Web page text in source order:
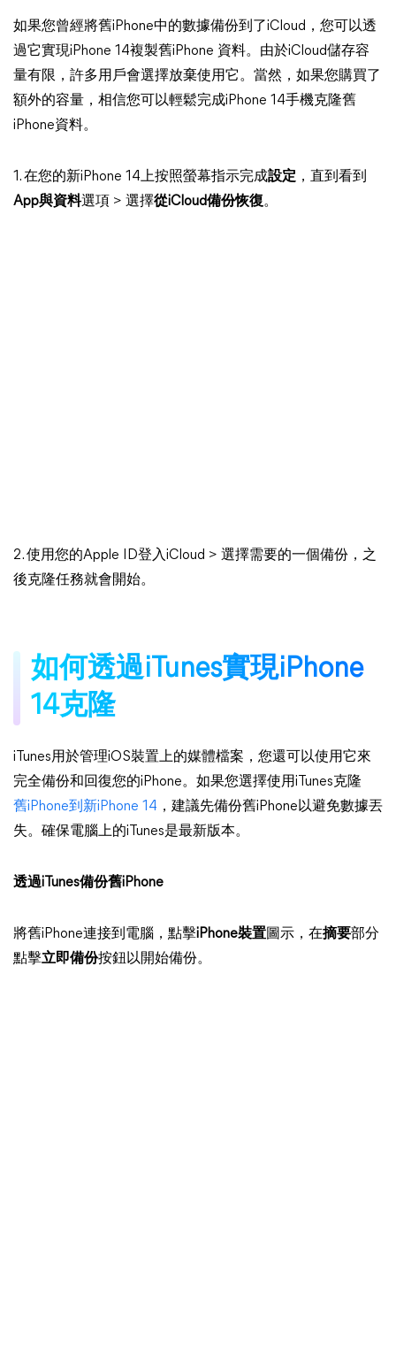
如果您曾經將舊iPhone中的數據備份到了iCloud，您可以透
過它實現iPhone 14複製舊iPhone 資料。由於iCloud儲存容
量有限，許多用戶會選擇放棄使用它。當然，如果您購買了
額外的容量，相信您可以輕鬆完成iPhone 14手機克隆舊
iPhone資料。
1. 在您的新iPhone 14上按照螢幕指示完成設定 ，直到看到
App與資料選項 > 選擇從iCloud備份恢復。
2. 使用您的Apple ID登入iCloud > 選擇需要的一個備份，之
後克隆任務就會開始。
如何透過iTunes實現iPhone
14克隆
iTunes用於管理iOS裝置上的媒體檔案，您還可以使用它來
完全備份和回復您的iPhone。如果您選擇使用iTunes克隆
舊iPhone到新iPhone 14 ，建議先備份舊iPhone以避免數據丟
失。確保電腦上的iTunes是最新版本。
透過iTunes備份舊iPhone
將舊iPhone連接到電腦，點擊iPhone裝置圖示，在摘要部分
點擊立即備份按鈕以開始備份。